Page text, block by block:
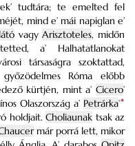
tudtára; te emelted fel
mind e’ mái napiglan e’
vagyArisztoteles, midőn
a’ Halhatatlanokat
társaságra szoktattad,
Róma előbb
kürtjén, mint a’ Cicero’
Olaszország a’ Petrárka’*
holdjait.Choliaunak tsak az
már porrá lett, mikor